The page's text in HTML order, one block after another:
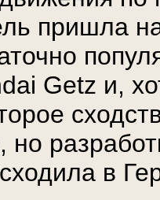
пришла
Getz и,
но
в